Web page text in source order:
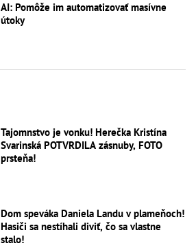
AI: Pomôže im automatizovať masívne
útoky
Tajomnstvo je vonku! Herečka Kristína
Svarinská POTVRDILA zásnuby, FOTO
prsteňa!
Dom speváka Daniela Landu v plameňoch!
Hasiči sa nestíhali diviť, čo sa vlastne
stalo!